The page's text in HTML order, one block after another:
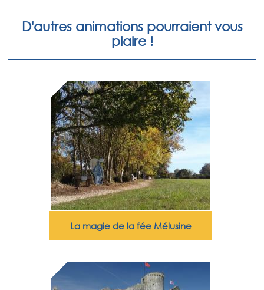
D'autres animations pourraient vous
plaire !
La magie de la fée Mélusine